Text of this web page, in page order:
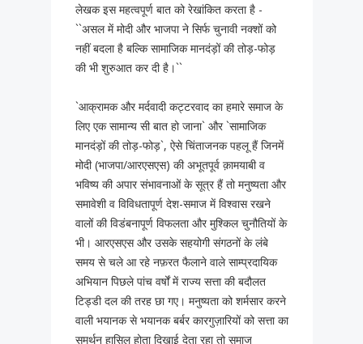
लेखक इस महत्वपूर्ण बात को रेखांकित करता है -
``असल में मोदी और भाजपा ने सिर्फ चुनावी नक्शों को
नहीं बदला है बल्कि सामाजिक मानदंड़ों की तोड़-फोड़
की भी शुरुआत कर दी है।``
`आक्रामक और मर्दवादी कट्टरवाद का हमारे समाज के
लिए एक सामान्य सी बात हो जाना` और `सामाजिक
मानदंड़ों की तोड़-फोड़`, ऐसे चिंताजनक पहलू हैं जिनमें
मोदी (भाजपा/आरएसएस) की अभूतपूर्व क़ामयाबी व
भविष्य की अपार संभावनाओं के सूत्र हैं तो मनुष्यता और
समावेशी व विविधतापूर्ण देश-समाज में विश्वास रखने
वालों की विडंबनापूर्ण विफलता और मुश्किल चुनौतियों के
भी। आरएसएस और उसके सहयोगी संगठनों के लंबे
समय से चले आ रहे नफ़रत फैलाने वाले साम्प्रदायिक
अभियान पिछले पांच वर्षों में राज्य सत्ता की बदौलत
टिड्डी दल की तरह छा गए। मनुष्यता को शर्मसार करने
वाली भयानक से भयानक बर्बर कारगुज़ारियों को सत्ता का
समर्थन हासिल होता दिखाई देता रहा तो समाज